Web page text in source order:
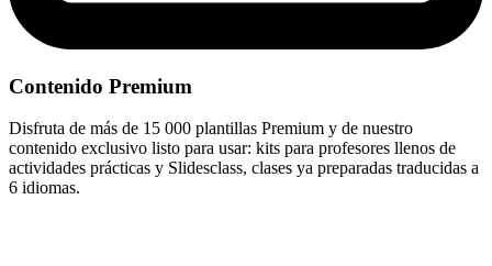
Contenido Premium
Disfruta de más de 15 000 plantillas Premium y de nuestro
contenido exclusivo listo para usar: kits para profesores llenos de
actividades prácticas y Slidesclass, clases ya preparadas traducidas a
6 idiomas.